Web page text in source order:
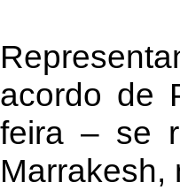
acordo de
feira – se
Marrakesh,